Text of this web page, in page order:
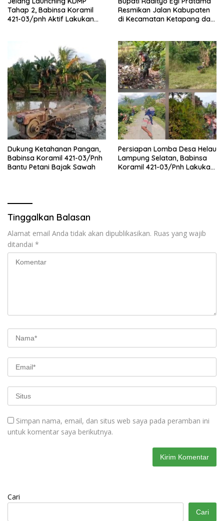
Tahap 2, Babinsa Koramil
421-03/pnh Aktif Lakukan
Resmikan Jalan Kabupaten
di Kecamatan Ketapang dan
Dukung Ketahanan Pangan,
Babinsa Koramil 421-03/Pnh
Bantu Petani Bajak Sawah
Persiapan Lomba Desa Helau
Lampung Selatan, Babinsa
Koramil 421-03/Pnh Lakukan
Tinggalkan Balasan
Alamat email Anda tidak akan dipublikasikan. Ruas yang wajib
ditandai *
Simpan nama, email, dan situs web saya pada peramban ini
untuk komentar saya berikutnya.
Cari
Cari